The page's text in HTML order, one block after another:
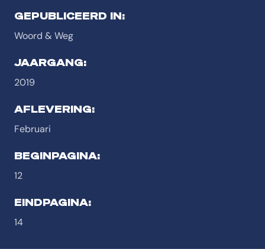
GEPUBLICEERD IN:
Woord & Weg
JAARGANG:
2019
AFLEVERING:
Februari
BEGINPAGINA:
12
EINDPAGINA:
14